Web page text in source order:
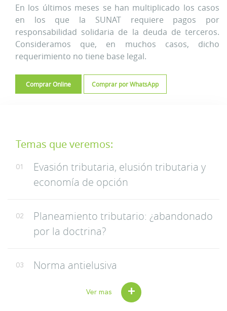
En los últimos meses se han multiplicado los casos
en los que la SUNAT requiere pagos por
responsabilidad solidaria de la deuda de terceros.
Consideramos que, en muchos casos, dicho
requerimiento no tiene base legal.
Comprar Online Comprar por WhatsApp
Temas que veremos:
01
Evasión tributaria, elusión tributaria y
economía de opción
02
Planeamiento tributario: ¿abandonado
por la doctrina?
03 Norma antielusiva
Ver mas +